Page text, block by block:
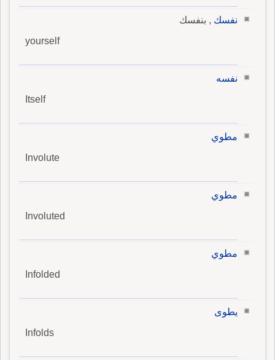
نفسك , بنفسك
yourself
نفسه
Itself
مطوي
Involute
مطوي
Involuted
مطوي
Infolded
يطوى
Infolds